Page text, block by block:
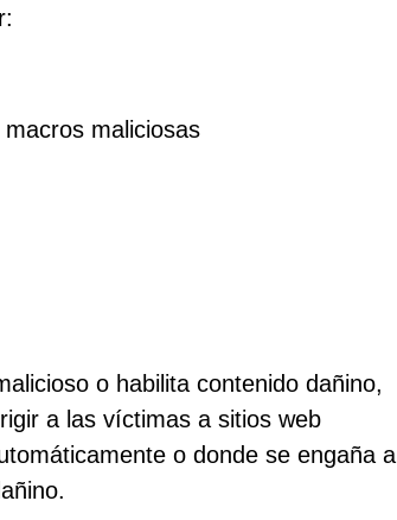
maliciosas
o habilita contenido dañino,
a las víctimas a sitios web
o donde se engaña a